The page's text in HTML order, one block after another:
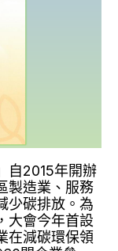
自2015年開辦
製造業、服務
少碳排放。為
大會今年首設
在減碳環保領